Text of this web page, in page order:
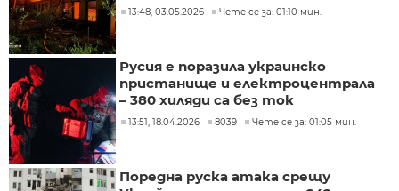
13:48, 03.05.2026 Чете се за: 01:10 мин.
Русия е поразила украинско
пристанище и електроцентрала
– 380 хиляди са без ток
13:51, 18.04.2026 8039 Чете се за: 01:05 мин.
Поредна руска атака срещу